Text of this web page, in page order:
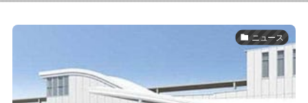
ニュース